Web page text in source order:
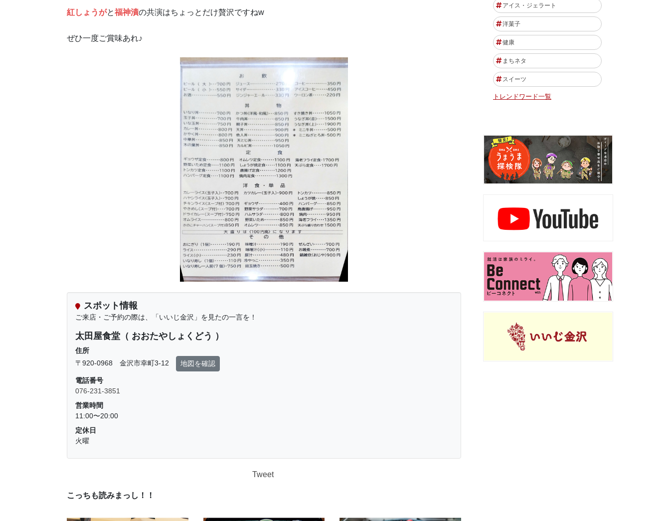
紅しょうがと福神漬の共演はちょっとだけ贅沢ですねw
ぜひ一度ご賞味あれ♪
スポット情報
ご来店・ご予約の際は、「いいじ金沢」を見たの一言を！
太田屋食堂（ おおたやしょくどう ）
住所
〒920-0968 金沢市幸町3-12
地図を確認
電話番号
076-231-3851
営業時間
11:00〜20:00
定休日
火曜
Tweet
こっちも読みまっし！！
アイス・ジェラート
洋菓子
健康
まちネタ
スイーツ
トレンドワード一覧